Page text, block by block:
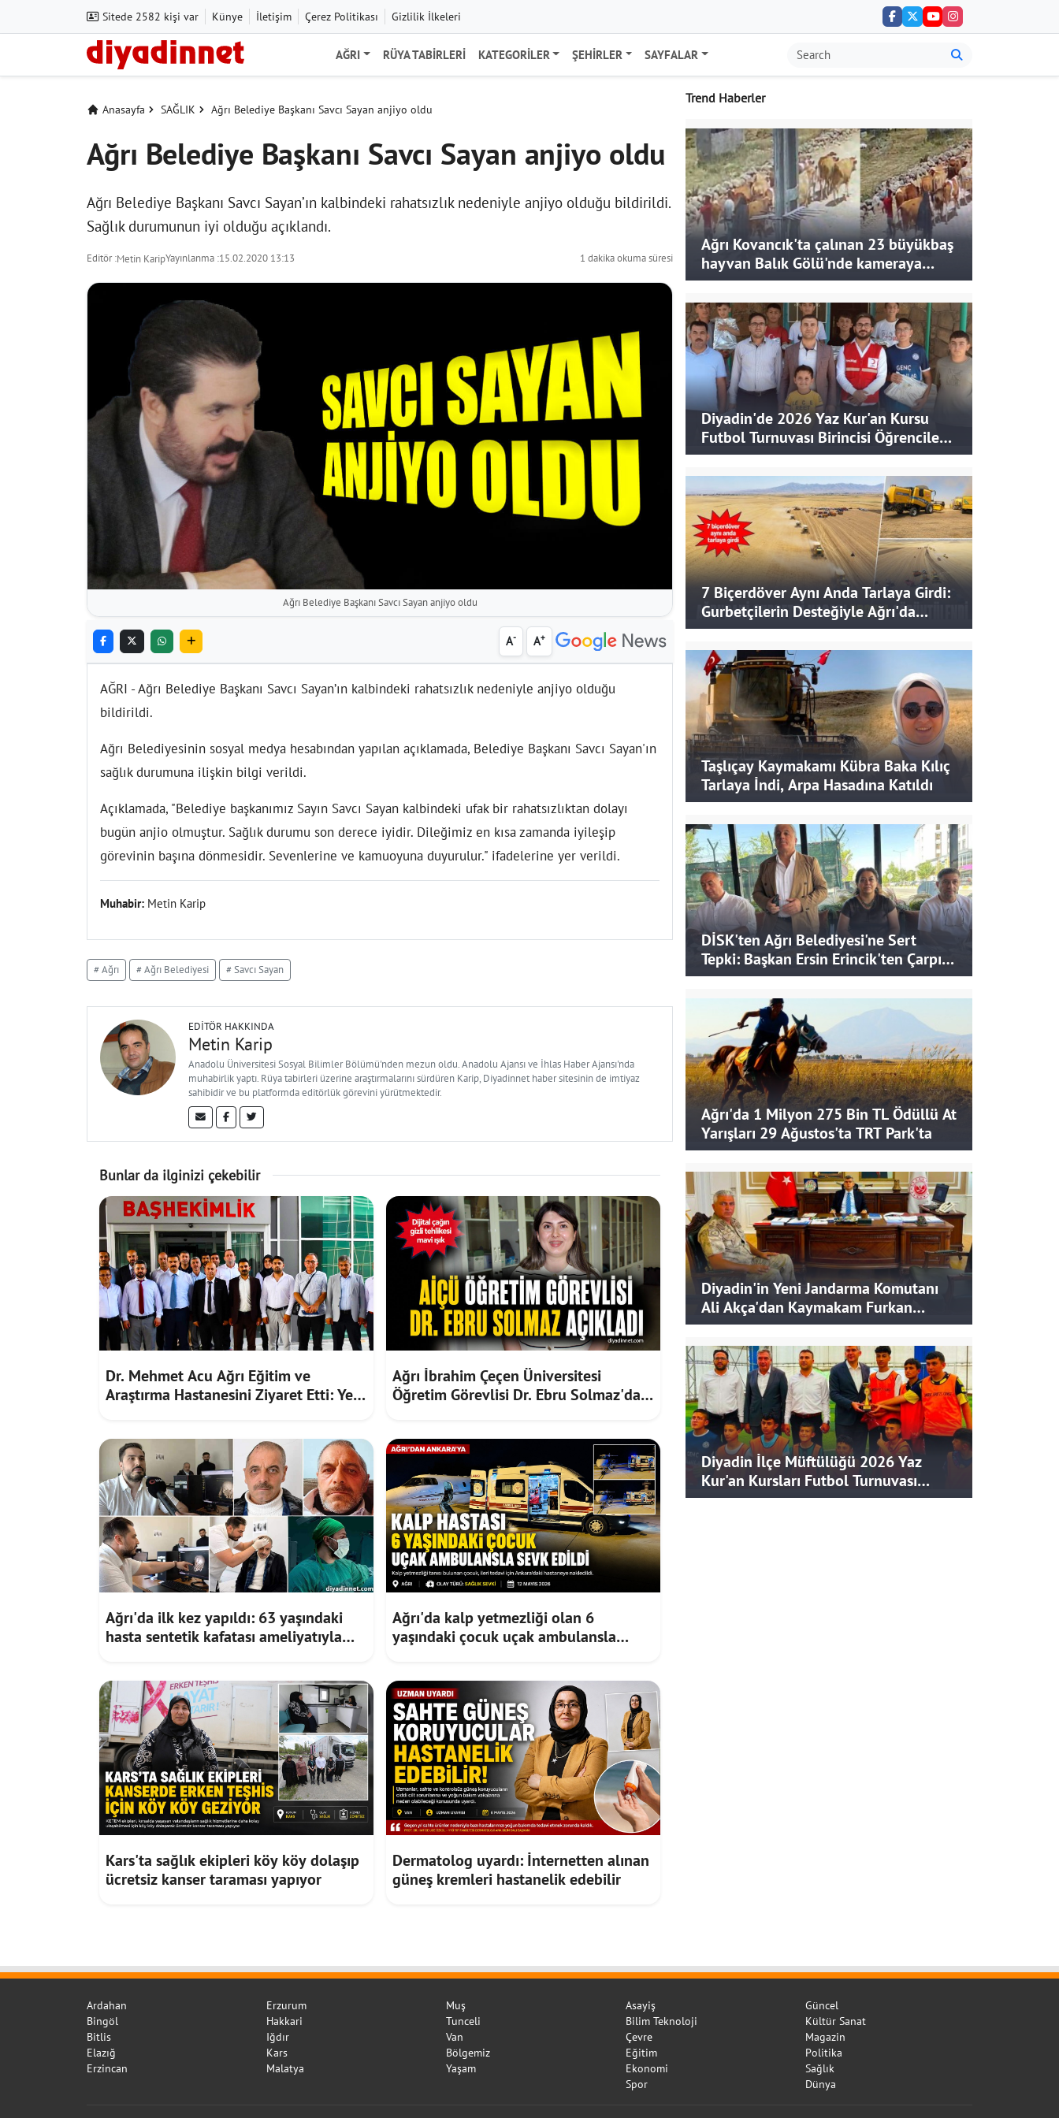
Sitede 2582 kişi var Künye İletişim Çerez Politikası Gizlilik İlkeleri
AĞRI RÜYA TABIRLERI KATEGORILER ŞEHIRLER SAYFALAR
Anasayfa SAĞLIK Ağrı Belediye Başkanı Savcı Sayan anjiyo oldu
Ağrı Belediye Başkanı Savcı Sayan anjiyo oldu
Ağrı Belediye Başkanı Savcı Sayan’ın kalbindeki rahatsızlık nedeniyle anjiyo olduğu bildirildi.
Sağlık durumunun iyi olduğu açıklandı.
Editör :Metin KaripYayınlanma :15.02.2020 13:13 1 dakika okuma süresi
Ağrı Belediye Başkanı Savcı Sayan anjiyo oldu
A- A+
AĞRI - Ağrı Belediye Başkanı Savcı Sayan’ın kalbindeki rahatsızlık nedeniyle anjiyo olduğu
bildirildi.
Ağrı Belediyesinin sosyal medya hesabından yapılan açıklamada, Belediye Başkanı Savcı Sayan'ın
sağlık durumuna ilişkin bilgi verildi.
Açıklamada, "Belediye başkanımız Sayın Savcı Sayan kalbindeki ufak bir rahatsızlıktan dolayı
bugün anjio olmuştur. Sağlık durumu son derece iyidir. Dileğimiz en kısa zamanda iyileşip
görevinin başına dönmesidir. Sevenlerine ve kamuoyuna duyurulur." ifadelerine yer verildi.
Muhabir: Metin Karip
# Ağrı # Ağrı Belediyesi # Savcı Sayan
EDITÖR HAKKINDA
Metin Karip
Anadolu Üniversitesi Sosyal Bilimler Bölümü'nden mezun oldu. Anadolu Ajansı ve İhlas Haber Ajansı'nda
muhabirlik yaptı. Rüya tabirleri üzerine araştırmalarını sürdüren Karip, Diyadinnet haber sitesinin de imtiyaz
sahibidir ve bu platformda editörlük görevini yürütmektedir.
Bunlar da ilginizi çekebilir
Dr. Mehmet Acu Ağrı Eğitim ve
Araştırma Hastanesini Ziyaret Etti: Yeni
Ağrı İbrahim Çeçen Üniversitesi
Öğretim Görevlisi Dr. Ebru Solmaz'dan
Ağrı'da ilk kez yapıldı: 63 yaşındaki
hasta sentetik kafatası ameliyatıyla
Ağrı'da kalp yetmezliği olan 6
yaşındaki çocuk uçak ambulansla
Kars'ta sağlık ekipleri köy köy dolaşıp
ücretsiz kanser taraması yapıyor
Dermatolog uyardı: İnternetten alınan
güneş kremleri hastanelik edebilir
Trend Haberler
Ağrı Kovancık'ta çalınan 23 büyükbaş
hayvan Balık Gölü'nde kameraya
takıldı
Diyadin'de 2026 Yaz Kur'an Kursu
Futbol Turnuvası Birincisi Öğrencilere
Hediye
7 Biçerdöver Aynı Anda Tarlaya Girdi:
Gurbetçilerin Desteğiyle Ağrı'da
Bereketli Hasat
Taşlıçay Kaymakamı Kübra Baka Kılıç
Tarlaya İndi, Arpa Hasadına Katıldı
DİSK'ten Ağrı Belediyesi'ne Sert
Tepki: Başkan Ersin Erincik'ten Çarpıcı
İddialar
Ağrı'da 1 Milyon 275 Bin TL Ödüllü At
Yarışları 29 Ağustos'ta TRT Park'ta
Diyadin'in Yeni Jandarma Komutanı
Ali Akça'dan Kaymakam Furkan
Korkusuz'a Ziyaret
Diyadin İlçe Müftülüğü 2026 Yaz
Kur'an Kursları Futbol Turnuvası
Tamamlandı
Ardahan
Bingöl
Bitlis
Elazığ
Erzincan
Erzurum
Hakkari
Iğdır
Kars
Malatya
Muş
Tunceli
Van
Bölgemiz
Yaşam
Asayiş
Bilim Teknoloji
Çevre
Eğitim
Ekonomi
Spor
Güncel
Kültür Sanat
Magazin
Politika
Sağlık
Dünya